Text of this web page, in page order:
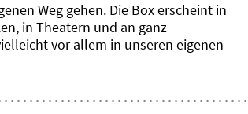
Weg gehen. Die Box erscheint in
in Theatern und an ganz
vor allem in unseren eigenen